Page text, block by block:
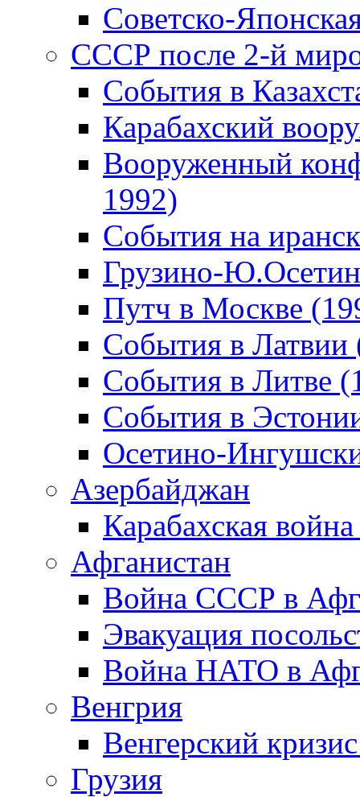
Советско-
СССР после 2-й
События в
Карабахский
Вооруженный
1992)
События на
Грузино-
Путч в Москве
События в Латвии
События в Литве
События в
Осетино-
Азербайджан
Карабахская
Афганистан
Война СССР в
Эвакуация
Война НАТО в
Венгрия
Венгерский
Грузия